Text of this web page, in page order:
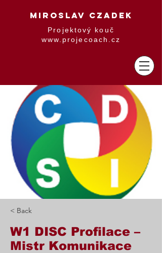
MIROSLAV CZADEK
Projektový kouč
www.projecoach.cz
< Back
W1 DISC Profilace –
Mistr Komunikace